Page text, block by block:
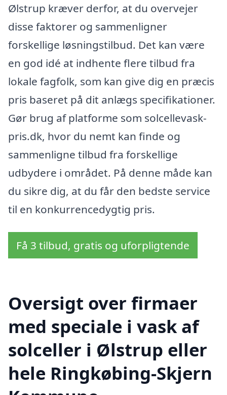
Ølstrup kræver derfor, at du overvejer
disse faktorer og sammenligner
forskellige løsningstilbud. Det kan være
en god idé at indhente flere tilbud fra
lokale fagfolk, som kan give dig en præcis
pris baseret på dit anlægs specifikationer.
Gør brug af platforme som solcellevask-
pris.dk, hvor du nemt kan finde og
sammenligne tilbud fra forskellige
udbydere i området. På denne måde kan
du sikre dig, at du får den bedste service
til en konkurrencedygtig pris.
Få 3 tilbud, gratis og uforpligtende
Oversigt over firmaer
med speciale i vask af
solceller i Ølstrup eller
hele Ringkøbing-Skjern